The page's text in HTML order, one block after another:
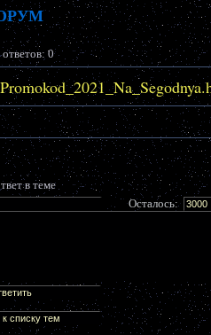
0
в теме
Осталось: